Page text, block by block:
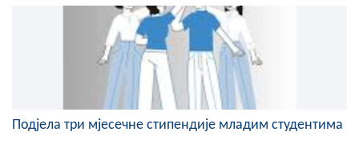
Подјела три мјесечне стипендије младим студентима